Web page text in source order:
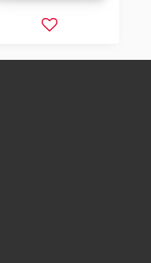
Lägg till i